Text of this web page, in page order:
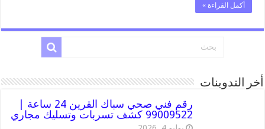
أكمل القراءة »
أخر التدوينات
رقم فني صحي سباك القرين 24 ساعة |
99009522 كشف تسربات وتسليك مجاري